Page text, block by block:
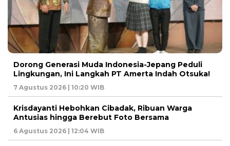
Dorong Generasi Muda Indonesia-Jepang Peduli
Lingkungan, Ini Langkah PT Amerta Indah Otsuka!
7 Agustus 2026 | 10:20 WIB
Krisdayanti Hebohkan Cibadak, Ribuan Warga
Antusias hingga Berebut Foto Bersama
6 Agustus 2026 | 12:04 WIB